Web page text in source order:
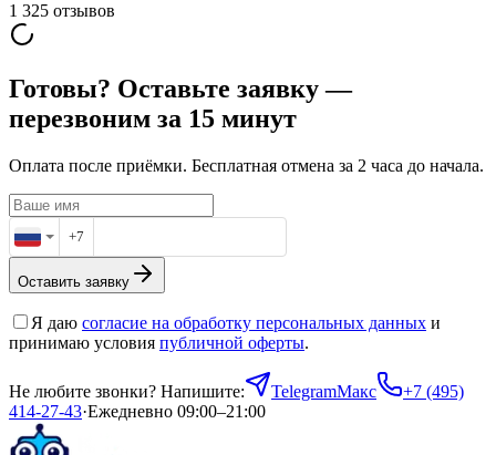
1 325 отзывов
Готовы? Оставьте заявку —
перезвоним за 15 минут
Оплата после приёмки. Бесплатная отмена за 2 часа до начала.
+7
Оставить заявку
Я даю согласие на обработку персональных данных и
принимаю условия публичной оферты.
Не любите звонки? Напишите: TelegramМакс
+7 (495)
414-27-43·Ежедневно 09:00–21:00